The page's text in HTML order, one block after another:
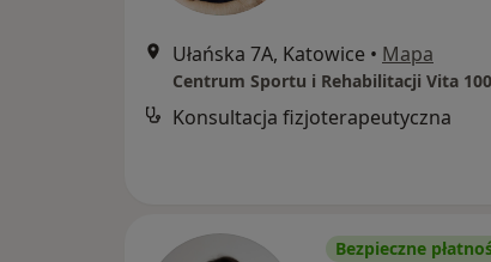
Ułańska 7A, Katowice • Mapa
Centrum Sportu i Rehabilitacji Vita
Konsultacja fizjoterapeutyczna
Bezpieczne